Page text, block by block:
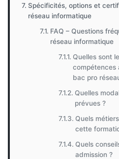
Spécificités, options et
réseau informatique
FAQ – Questions
réseau informatique
Quelles sont
compétences
bac pro
Quelles
prévues ?
Quels
cette
Quels
admission ?